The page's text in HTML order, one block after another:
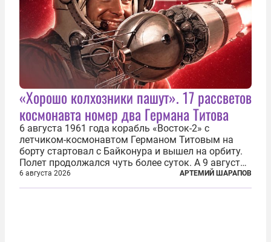
«Хорошо колхозники пашут». 17 рассветов
космонавта номер два Германа Титова
6 августа 1961 года корабль «Восток-2» с
летчиком-космонавтом Германом Титовым на
борту стартовал с Байконура и вышел на орбиту.
Полет продолжался чуть более суток. А 9 августа
второй человек в космосе получил звезду Героя
Советского Союза и орден Ленина. Миссия Титова
6 августа 2026 АРТЕМИЙ ШАРАПОВ